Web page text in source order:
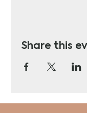
Share this